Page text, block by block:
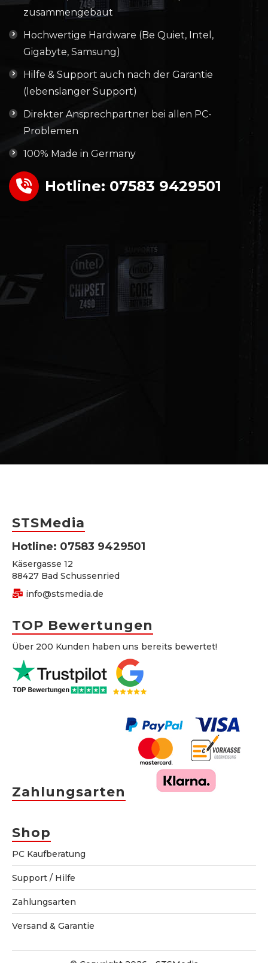
zusammengebaut
Hochwertige Hardware (Be Quiet, Intel,
Gigabyte, Samsung)
Hilfe & Support auch nach der Garantie
(lebenslanger Support)
Direkter Ansprechpartner bei allen PC-
Problemen
100% Made in Germany
Hotline: 07583 9429501
STSMedia
Hotline: 07583 9429501
Käsergasse 12
88427 Bad Schussenried
info@stsmedia.de
TOP Bewertungen
Über 200 Kunden haben uns bereits bewertet!
Zahlungsarten
Shop
PC Kaufberatung
Support / Hilfe
Zahlungsarten
Versand & Garantie